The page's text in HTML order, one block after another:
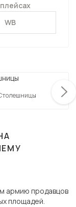
WB
армию продавцов
площадей.